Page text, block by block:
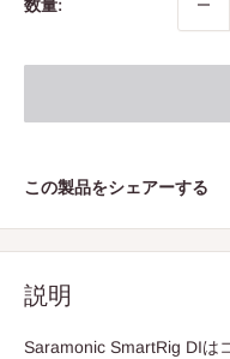
数量:
この製品をシェアーする
説明
Saramonic SmartRig DIは